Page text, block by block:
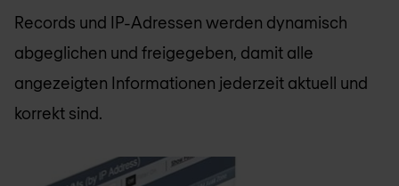
Records und IP-Adressen werden dynamisch
abgeglichen und freigegeben, damit alle
angezeigten Informationen jederzeit aktuell und
korrekt sind.